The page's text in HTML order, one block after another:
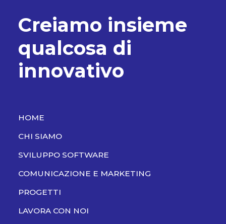
Creiamo insieme
qualcosa di
innovativo
HOME
CHI SIAMO
SVILUPPO SOFTWARE
COMUNICAZIONE E MARKETING
PROGETTI
LAVORA CON NOI